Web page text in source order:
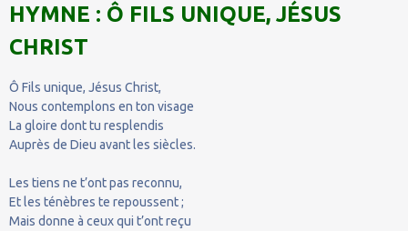
HYMNE : Ô FILS UNIQUE, JÉSUS
CHRIST
Ô Fils unique, Jésus Christ,
Nous contemplons en ton visage
La gloire dont tu resplendis
Auprès de Dieu avant les siècles.
Les tiens ne t’ont pas reconnu,
Et les ténèbres te repoussent ;
Mais donne à ceux qui t’ont reçu